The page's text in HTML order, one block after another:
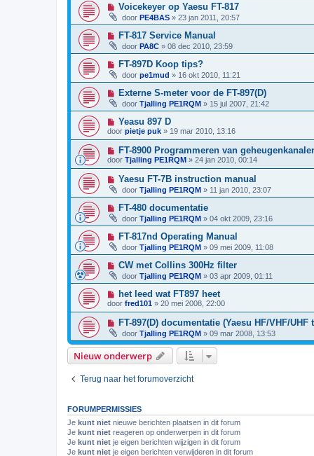
Voicekeyer op Yaesu FT-817
door PE4BAS » 23 jan 2011, 20:57
FT-817 Service Manual
door PA8C » 08 dec 2010, 23:59
FT-897D Koop tips?
door pe1mud » 16 okt 2010, 11:21
Externe S-meter voor de FT-897(D)
door Tjalling PE1RQM » 15 jul 2007, 21:42
Yeasu 897 D
door pietje puk » 19 mar 2010, 13:16
FT-8900 Programmeren van
door Tjalling PE1RQM » 24 jan 2010, 00:14
Yaesu FT-7B instruction manual
door Tjalling PE1RQM » 11 jan 2010, 23:07
FT-480 documentatie
door Tjalling PE1RQM » 04 okt 2009, 23:16
FT-817nd Operating Manual
door Tjalling PE1RQM » 09 mei 2009, 11:08
CW met Collins 300Hz filter
door Tjalling PE1RQM » 03 apr 2009, 01:11
het leed wat FT897 heet
door fred101 » 20 mei 2008, 22:00
FT-897(D) documentatie (Yaesu HF/VHF/UHF
door Tjalling PE1RQM » 09 mar 2008, 13:53
Nieuw onderwerp
Terug naar het forumoverzicht
FORUMPERMISSIES
Je kunt niet nieuwe berichten plaatsen in dit forum
Je kunt niet reageren op onderwerpen in dit forum
Je kunt niet je eigen berichten wijzigen in dit forum
Je kunt niet je eigen berichten verwijderen in dit forum